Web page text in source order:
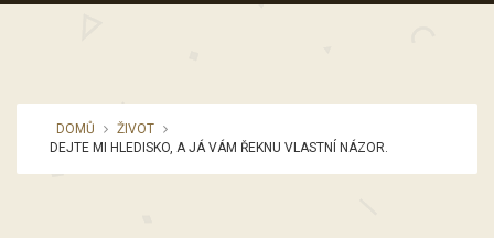
DOMŮ
ŽIVOT
DEJTE MI HLEDISKO, A JÁ VÁM ŘEKNU VLASTNÍ NÁZOR.